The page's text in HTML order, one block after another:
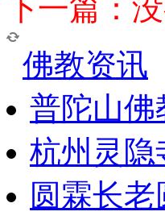
下一篇：没
佛教资讯
普陀山佛
杭州灵隐
圆霖长